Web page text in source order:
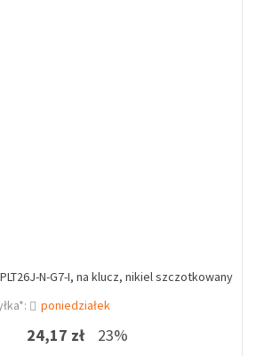
N-G7-I, na klucz, nikiel szczotkowany
poniedziałek
24,17 zł 23%